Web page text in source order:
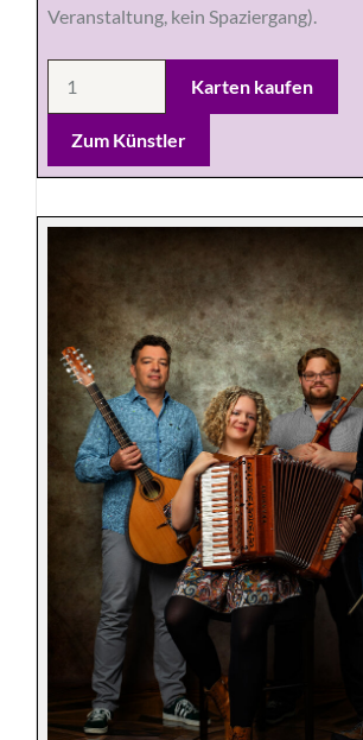
Veranstaltung, kein Spaziergang).
Zum Künstler